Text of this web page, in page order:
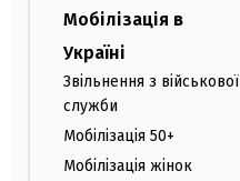
Мобілізація в
Україні
Звільнення з військової
служби
Мобілізація 50+
Мобілізація жінок